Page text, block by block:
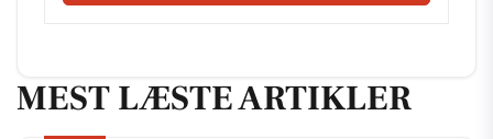
MEST LÆSTE ARTIKLER